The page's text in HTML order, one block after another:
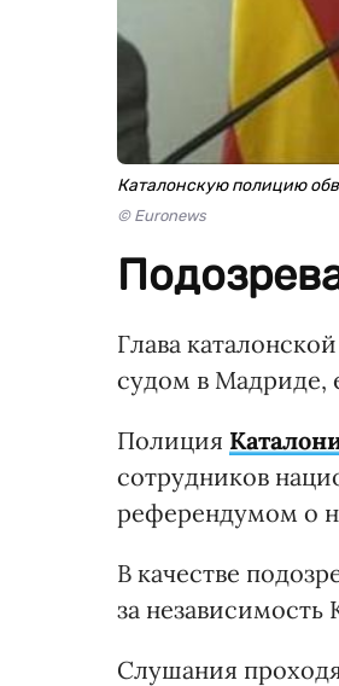
Каталонскую полицию
© Euronews
Глава
судом в Мадриде,
Полиция
сотрудников
референдумом о
В качестве
за
Слушания